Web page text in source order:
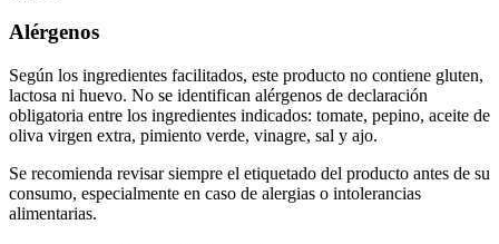
Alérgenos
Según los ingredientes facilitados, este producto no contiene gluten,
lactosa ni huevo. No se identifican alérgenos de declaración
obligatoria entre los ingredientes indicados: tomate, pepino, aceite de
oliva virgen extra, pimiento verde, vinagre, sal y ajo.
Se recomienda revisar siempre el etiquetado del producto antes de su
consumo, especialmente en caso de alergias o intolerancias
alimentarias.